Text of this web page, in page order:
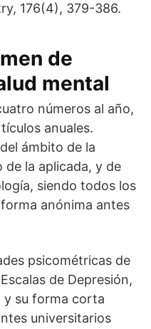
176(4), 379-386.
de
mental
números al año,
anuales.
ámbito de la
la aplicada, y de
siendo todos los
anónima antes
psicométricas de
de Depresión,
y su forma corta
universitarios